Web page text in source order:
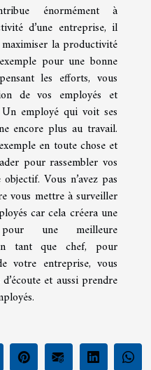
énormément à
d’une entreprise, il
la productivité
pour une bonne
les efforts, vous
de vos employés et
employé qui voit ses
encore plus au travail.
en toute chose et
pour rassembler vos
Vous n’avez pas
vous mettre à surveiller
car cela créera une
pour une meilleure
tant que chef, pour
votre entreprise, vous
et aussi prendre